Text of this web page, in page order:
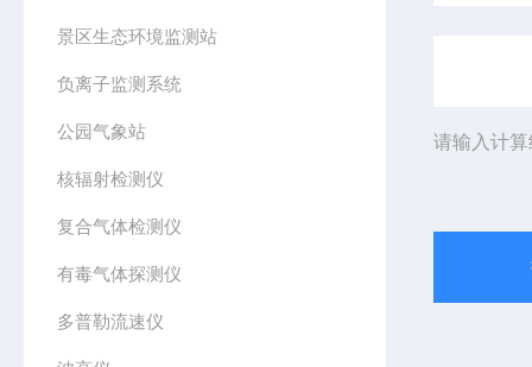
景区生态环境监测站
负离子监测系统
公园气象站
核辐射检测仪
复合气体检测仪
有毒气体探测仪
多普勒流速仪
请输入计